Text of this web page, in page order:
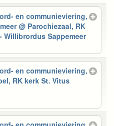
en communieviering,
@ Parochiezaal, RK
Willibrordus Sappemeer
en communieviering,
RK kerk St. Vitus